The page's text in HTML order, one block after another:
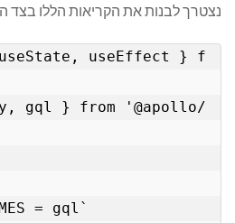
נצטרך לבנות את הקריאות הללו בצד
useEffect } f
gql } from '@apollo/
= gql`